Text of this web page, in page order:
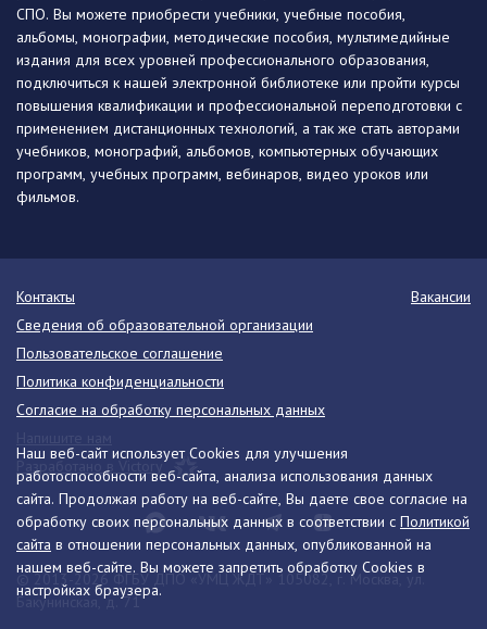
Наш веб-сайт использует Cookies для улучшения
работоспособности веб-сайта, анализа использования данных
сайта. Продолжая работу на веб-сайте, Вы даете свое согласие на
обработку своих персональных данных в соответствии с Политикой
сайта в отношении персональных данных, опубликованной на
нашем веб-сайте. Вы можете запретить обработку Cookies в
настройках браузера.
СПО. Вы можете приобрести учебники, учебные пособия,
альбомы, монографии, методические пособия, мультимедийные
издания для всех уровней профессионального образования,
подключиться к нашей электронной библиотеке или пройти курсы
повышения квалификации и профессиональной переподготовки с
применением дистанционных технологий, а так же стать авторами
учебников, монографий, альбомов, компьютерных обучающих
программ, учебных программ, вебинаров, видео уроков или
фильмов.
© 2013-2026 ФГБУ ДПО «УМЦ ЖДТ» 105082, г. Москва, ул.
Бакунинская, д. 71
Контакты
Вакансии
Сведения об образовательной организации
Пользовательское соглашение
Политика конфиденциальности
Согласие на обработку персональных данных
Разработано в Victory